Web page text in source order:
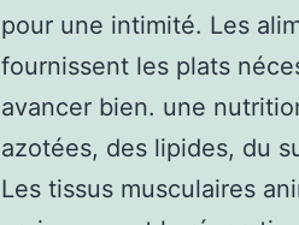
pour une intimité. Les
fournissent les plats
avancer bien. une
azotées, des lipides, du
Les tissus musculaires